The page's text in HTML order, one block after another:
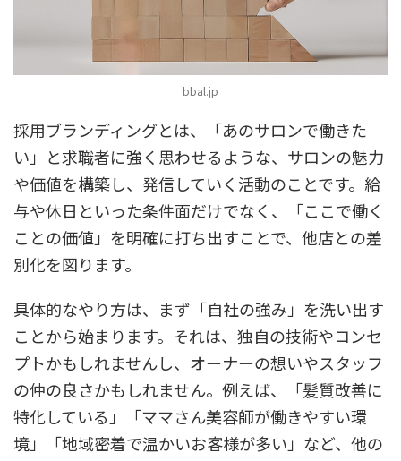
bbal.jp
採用ブランディングとは、「あのサロンで働きた
い」と求職者に強く思わせるような、サロンの魅力
や価値を構築し、発信していく活動のことです。給
与や休日といった条件面だけでなく、
「ここで働く
ことの価値」を明確に打ち出すことで、他店との差
別化を図ります。
具体的なやり方は、まず「自社の強み」を洗い出す
ことから始まります。それは、独自の技術やコンセ
プトかもしれませんし、オーナーの想いやスタッフ
の仲の良さかもしれません。例えば、「髪質改善に
特化している」「ママさん美容師が働きやすい環
境」「地域密着で温かいお客様が多い」など、他の